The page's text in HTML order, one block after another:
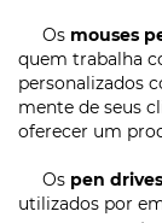
Os mouses
quem trabalha
personalizados
mente de seus
oferecer um
Os pen
utilizados por